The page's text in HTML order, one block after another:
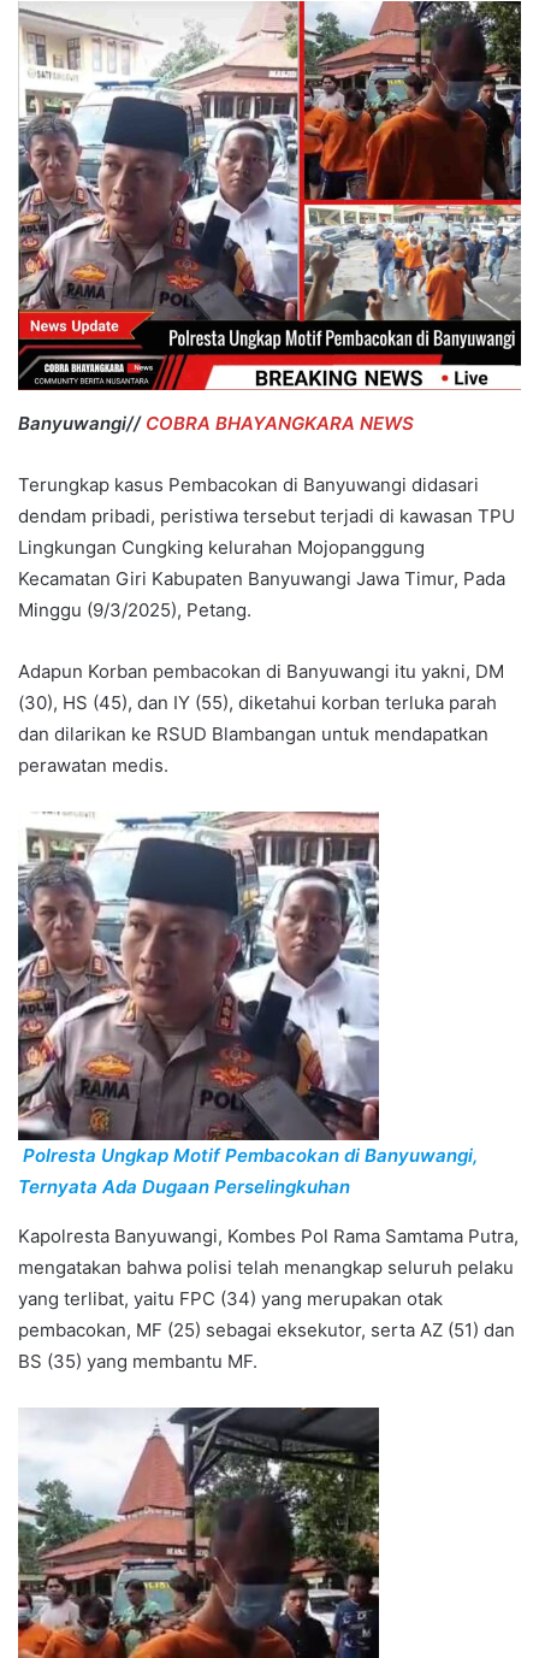
Banyuwangi// COBRA BHAYANGKARA NEWS
Terungkap kasus Pembacokan di Banyuwangi didasari
dendam pribadi, peristiwa tersebut terjadi di kawasan TPU
Lingkungan Cungking kelurahan Mojopanggung
Kecamatan Giri Kabupaten Banyuwangi Jawa Timur, Pada
Minggu (9/3/2025), Petang.
Adapun Korban pembacokan di Banyuwangi itu yakni, DM
(30), HS (45), dan IY (55), diketahui korban terluka parah
dan dilarikan ke RSUD Blambangan untuk mendapatkan
perawatan medis.
Polresta Ungkap Motif Pembacokan di Banyuwangi,
Ternyata Ada Dugaan Perselingkuhan
Kapolresta Banyuwangi, Kombes Pol Rama Samtama Putra,
mengatakan bahwa polisi telah menangkap seluruh pelaku
yang terlibat, yaitu FPC (34) yang merupakan otak
pembacokan, MF (25) sebagai eksekutor, serta AZ (51) dan
BS (35) yang membantu MF.